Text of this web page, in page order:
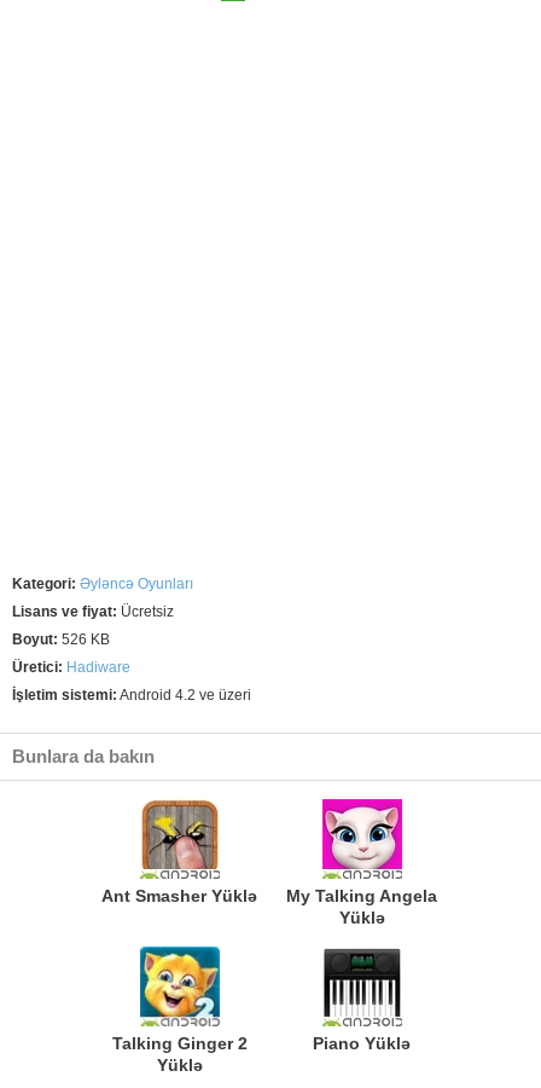
Kategori: Əyləncə Oyunları
Lisans ve fiyat: Ücretsiz
Boyut: 526 KB
Üretici: Hadiware
İşletim sistemi: Android 4.2 ve üzeri
Bunlara da bakın
Ant Smasher Yüklə
My Talking Angela
Yüklə
Talking Ginger 2
Yüklə
Piano Yüklə